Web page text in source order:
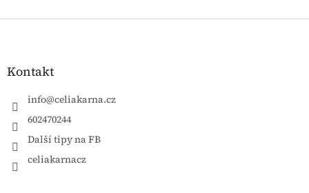
Zápatí
Kontakt
info@celiakarna.cz
602470244
Další tipy na FB
celiakarnacz